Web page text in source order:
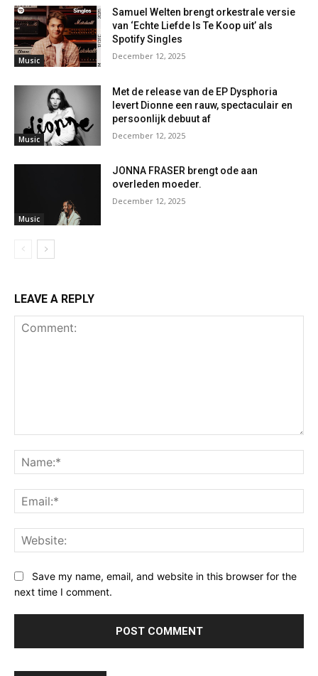
Music
Samuel Welten brengt orkestrale versie
van ‘Echte Liefde Is Te Koop uit’ als
Spotify Singles
December 12, 2025
Music
Met de release van de EP Dysphoria
levert Dionne een rauw, spectaculair en
persoonlijk debuut af
December 12, 2025
Music
JONNA FRASER brengt ode aan
overleden moeder.
December 12, 2025
LEAVE A REPLY
Save my name, email, and website in this browser for the
next time I comment.